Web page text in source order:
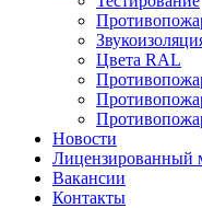
Цвета RAL
Новости
Лицензированный
Вакансии
Контакты